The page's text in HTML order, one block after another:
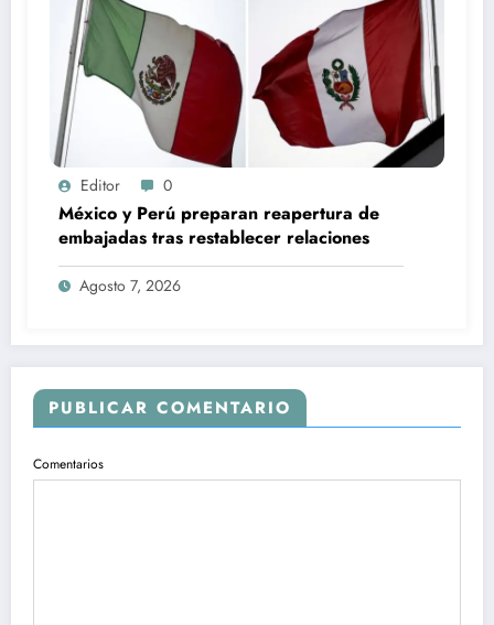
Editor 0
México y Perú preparan reapertura de
embajadas tras restablecer relaciones
Agosto 7, 2026
PUBLICAR COMENTARIO
Comentarios